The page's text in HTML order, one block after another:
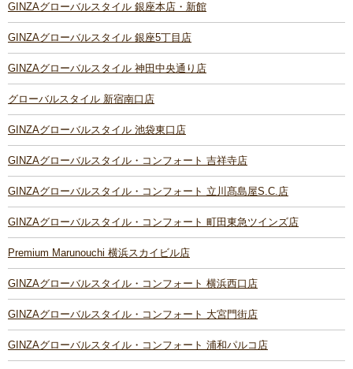
GINZAグローバルスタイル 銀座本店・新館
GINZAグローバルスタイル 銀座5丁目店
GINZAグローバルスタイル 神田中央通り店
グローバルスタイル 新宿南口店
GINZAグローバルスタイル 池袋東口店
GINZAグローバルスタイル・コンフォート 吉祥寺店
GINZAグローバルスタイル・コンフォート 立川髙島屋S.C.店
GINZAグローバルスタイル・コンフォート 町田東急ツインズ店
Premium Marunouchi 横浜スカイビル店
GINZAグローバルスタイル・コンフォート 横浜西口店
GINZAグローバルスタイル・コンフォート 大宮門街店
GINZAグローバルスタイル・コンフォート 浦和パルコ店